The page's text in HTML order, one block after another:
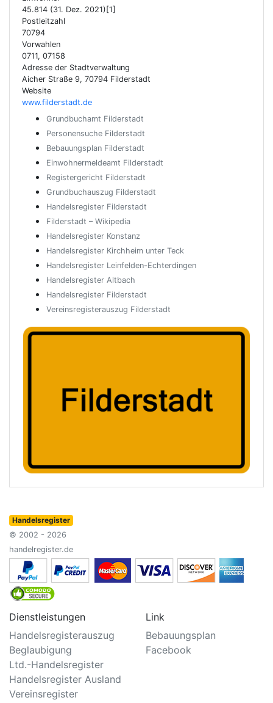
45.814 (31. Dez. 2021)[1]
Postleitzahl
70794
Vorwahlen
0711, 07158
Adresse der Stadtverwaltung
Aicher Straße 9, 70794 Filderstadt
Website
www.filderstadt.de
Grundbuchamt Filderstadt
Personensuche Filderstadt
Bebauungsplan Filderstadt
Einwohnermeldeamt Filderstadt
Registergericht Filderstadt
Grundbuchauszug Filderstadt
Handelsregister Filderstadt
Filderstadt – Wikipedia
Handelsregister Konstanz
Handelsregister Kirchheim unter Teck
Handelsregister Leinfelden-Echterdingen
Handelsregister Altbach
Handelsregister Filderstadt
Vereinsregisterauszug Filderstadt
Handelsregister
© 2002 - 2026
handelregister.de
Dienstleistungen
Handelsregisterauszug
Beglaubigung
Ltd.-Handelsregister
Handelsregister Ausland
Vereinsregister
Link
Bebauungsplan
Facebook